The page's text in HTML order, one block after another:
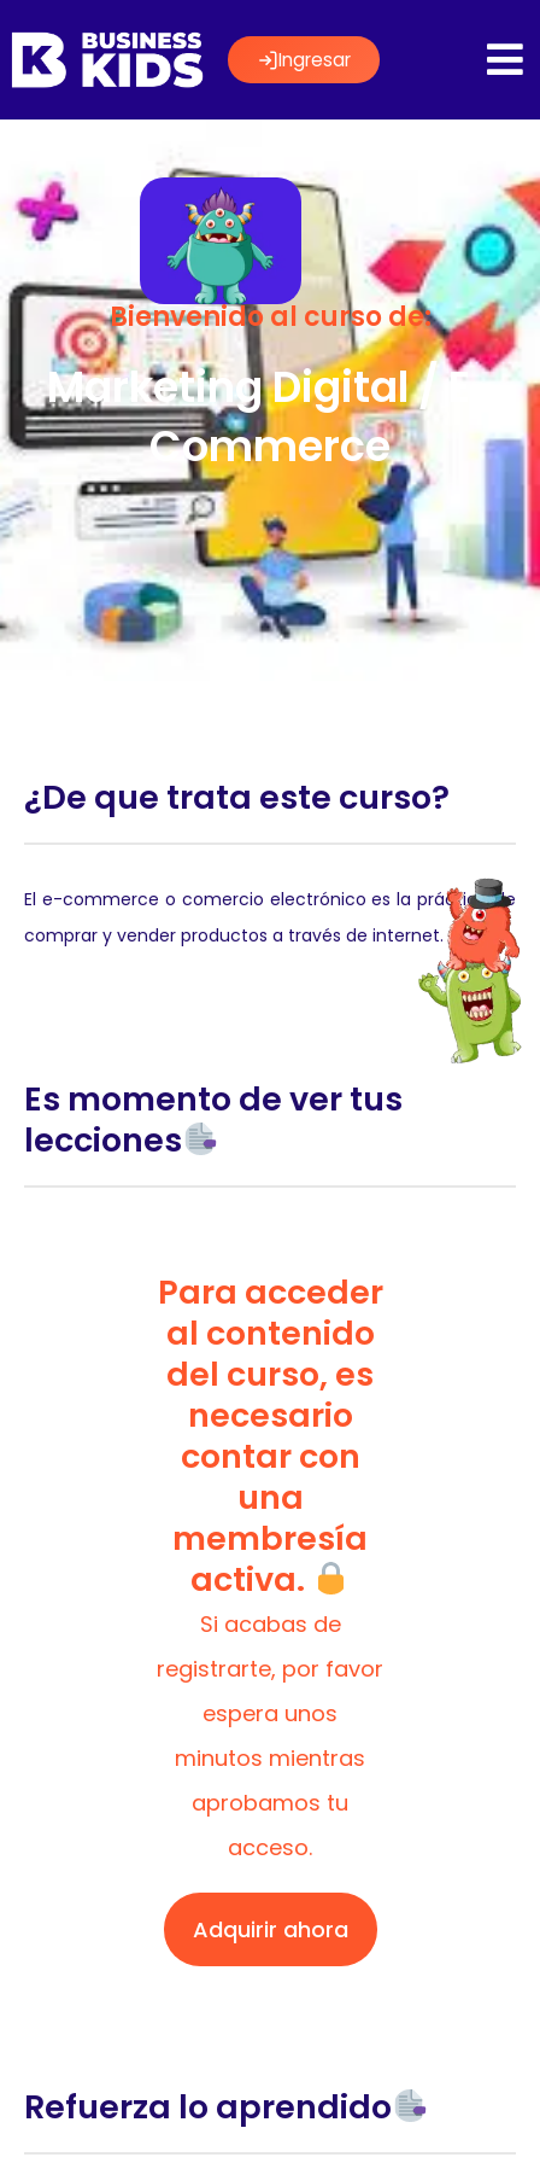
Ingresar
Bienvenido al curso de:
Marketing Digital / E-
Commerce
¿De que trata este curso?
El e-commerce o comercio electrónico es la práctica de
comprar y vender productos a través de internet.
Es momento de ver tus
lecciones
Para acceder
al contenido
del curso, es
necesario
contar con
una
membresía
activa.
Si acabas de
registrarte, por favor
espera unos
minutos mientras
aprobamos tu
acceso.
Adquirir ahora
Refuerza lo aprendido